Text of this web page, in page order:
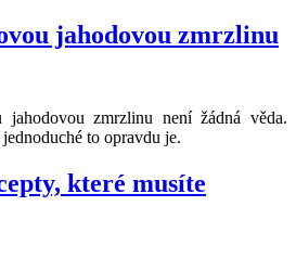
jahodovou zmrzlinu
zmrzlinu není žádná věda.
to opravdu je.
které musíte